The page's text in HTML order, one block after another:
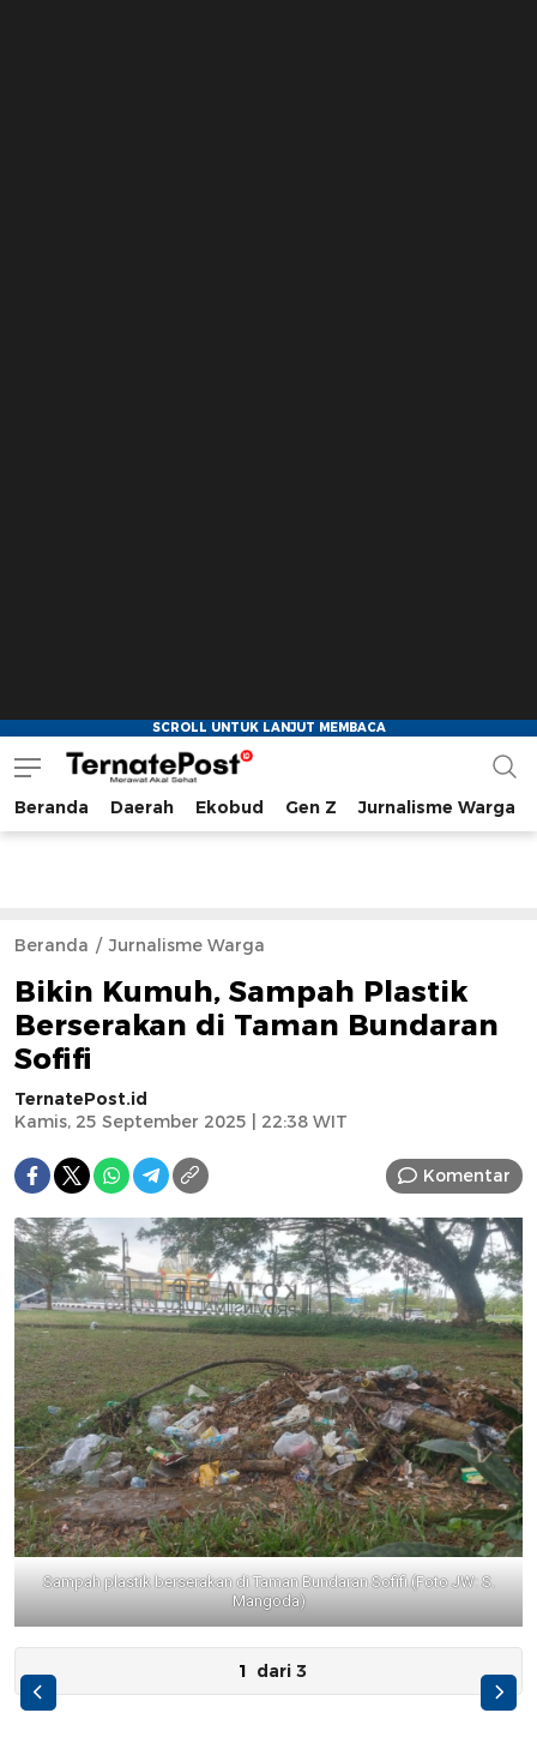
TernatePost.id
merawat akal sehat
Beranda Daerah Ekobud Gen Z Jurnalisme Warga
Beranda Jurnalisme Warga
Bikin Kumuh, Sampah Plastik
Berserakan di Taman Bundaran
Sofifi
TernatePost.id
Kamis, 25 September 2025 | 22:38 WIT
Komentar
Sampah plastik berserakan di Taman Bundaran Sofifi.(Foto JW: S.
Mangoda)
1